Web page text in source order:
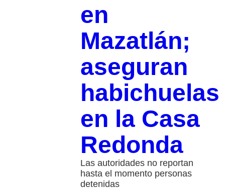
en
Mazatlán;
aseguran
habichuelas
en la Casa
Redonda
Las autoridades no reportan
hasta el momento personas
detenidas